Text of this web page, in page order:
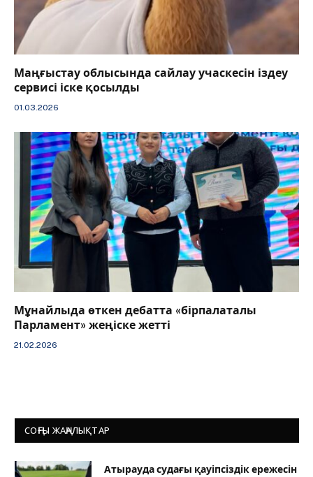
Маңғыстау облысында сайлау учаскесін іздеу
сервисі іске қосылды
01.03.2026
Мұнайлыда өткен дебатта «бірпалаталы
Парламент» жеңіске жетті
21.02.2026
СОҢҒЫ ЖАҢАЛЫҚТАР
Атырауда судағы қауіпсіздік ережесін